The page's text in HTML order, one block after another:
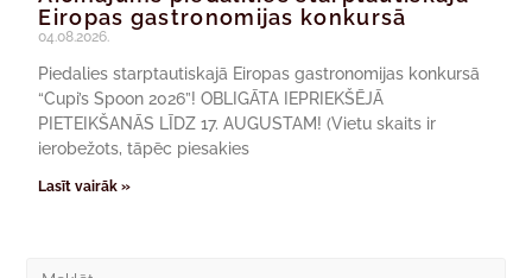
Eiropas gastronomijas konkursā
04.08.2026.
Piedalies starptautiskajā Eiropas gastronomijas konkursā
“Cupi’s Spoon 2026”! OBLIGĀTA IEPRIEKŠĒJĀ
PIETEIKŠANĀS LĪDZ 17. AUGUSTAM! (Vietu skaits ir
ierobežots, tāpēc piesakies
Lasīt vairāk »